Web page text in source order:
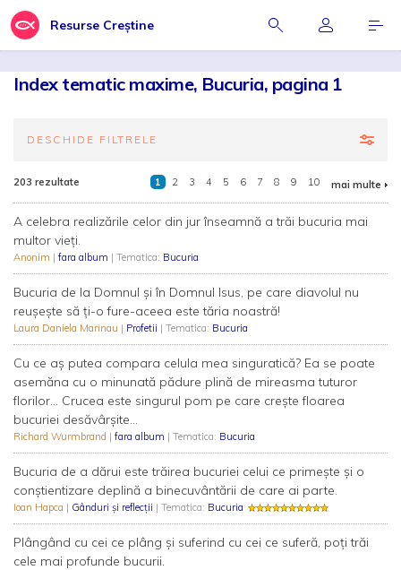
Resurse Creștine
Index tematic maxime, Bucuria, pagina 1
DESCHIDE FILTRELE
203 rezultate 1 2 3 4 5 6 7 8 9 10 mai multe
A celebra realizările celor din jur înseamnă a trăi bucuria mai
multor vieți.
Anonim | fara album | Tematica: Bucuria
Bucuria de la Domnul și în Domnul Isus, pe care diavolul nu
reușește să ți-o fure-aceea este tăria noastră!
Laura Daniela Marinau | Profetii | Tematica: Bucuria
Cu ce aș putea compara celula mea singuratică? Ea se poate
asemăna cu o minunată pădure plină de mireasma tuturor
florilor... Crucea este singurul pom pe care crește floarea
bucuriei desăvârșite...
Richard Wurmbrand | fara album | Tematica: Bucuria
Bucuria de a dărui este trăirea bucuriei celui ce primește și o
conștientizare deplină a binecuvântării de care ai parte.
Ioan Hapca | Gânduri și reflecții | Tematica: Bucuria
Plângând cu cei ce plâng și suferind cu cei ce suferă, poți trăi
cele mai profunde bucurii.